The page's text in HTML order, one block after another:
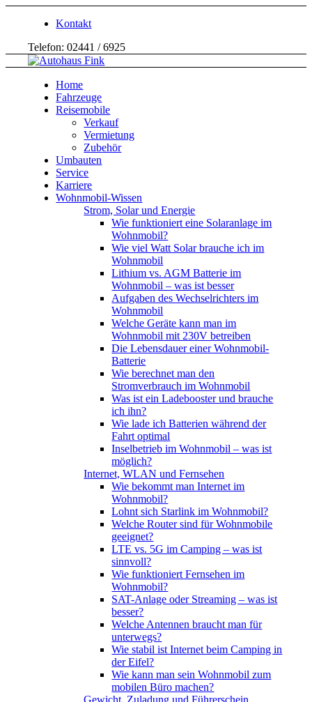
Kontakt
Telefon: 02441 / 6925
Home
Fahrzeuge
Reisemobile
Verkauf
Vermietung
Zubehör
Umbauten
Service
Karriere
Wohnmobil-Wissen
Strom, Solar und Energie
Wie funktioniert eine Solaranlage im
Wohnmobil?
Wie viel Watt Solar brauche ich im
Wohnmobil
Lithium vs. AGM Batterie im
Wohnmobil – was ist besser
Aufgaben des Wechselrichters im
Wohnmobil
Welche Geräte kann man im
Wohnmobil mit 230V betreiben
Die Lebensdauer einer Wohnmobil-
Batterie
Wie berechnet man den
Stromverbrauch im Wohnmobil
Was ist ein Ladebooster und brauche
ich ihn?
Wie lade ich Batterien während der
Fahrt optimal
Inselbetrieb im Wohnmobil – was ist
möglich?
Internet, WLAN und Fernsehen
Wie bekommt man Internet im
Wohnmobil?
Lohnt sich Starlink im Wohnmobil?
Welche Router sind für Wohnmobile
geeignet?
LTE vs. 5G im Camping – was ist
sinnvoll?
Wie funktioniert Fernsehen im
Wohnmobil?
SAT-Anlage oder Streaming – was ist
besser?
Welche Antennen braucht man für
unterwegs?
Wie stabil ist Internet beim Camping in
der Eifel?
Wie kann man sein Wohnmobil zum
mobilen Büro machen?
Gewicht, Zuladung und Führerschein